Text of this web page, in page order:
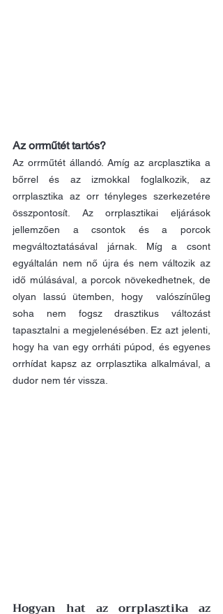
Az orrműtét tartós?
Az orrműtét állandó. Amíg az arcplasztika a
bőrrel és az izmokkal foglalkozik, az
orrplasztika az orr tényleges szerkezetére
összpontosít. Az orrplasztikai eljárások
jellemzően a csontok és a porcok
megváltoztatásával járnak. Míg a csont
egyáltalán nem nő újra és nem változik az
idő múlásával, a porcok növekedhetnek, de
olyan lassú ütemben, hogy  valószínűleg
soha nem fogsz drasztikus változást
tapasztalni a megjelenésében. Ez azt jelenti,
hogy ha van egy orrháti púpod, és egyenes
orrhídat kapsz az orrplasztika alkalmával, a
dudor nem tér vissza.
Hogyan hat az orrplasztika az